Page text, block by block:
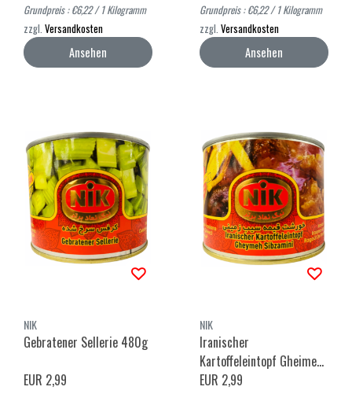
Grundpreis : €6,22 / 1 Kilogramm
zzgl. Versandkosten
Ansehen
Grundpreis : €6,22 / 1 Kilogramm
zzgl. Versandkosten
Ansehen
NIK
Gebratener Sellerie 480g
EUR 2,99
NIK
Iranischer
Kartoffeleintopf Gheime
Sibzamini 480g
EUR 2,99